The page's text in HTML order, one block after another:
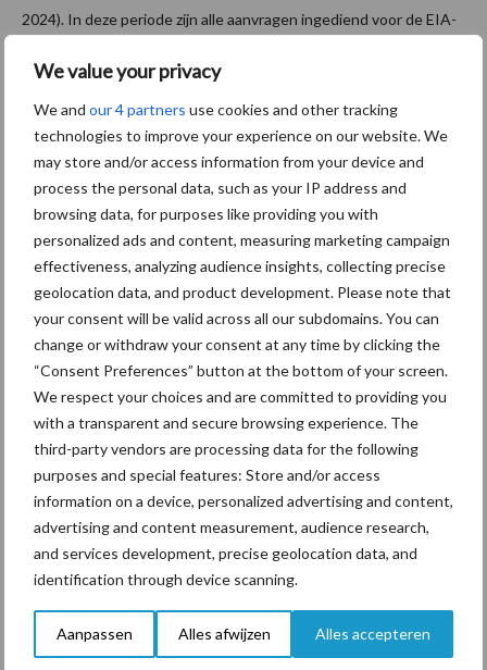
We value your privacy
We and our 4 partners use cookies and other tracking
technologies to improve your experience on our website. We
may store and/or access information from your device and
process the personal data, such as your IP address and
browsing data, for purposes like providing you with
personalized ads and content, measuring marketing campaign
effectiveness, analyzing audience insights, collecting precise
geolocation data, and product development. Please note that
your consent will be valid across all our subdomains. You can
change or withdraw your consent at any time by clicking the
“Consent Preferences” button at the bottom of your screen.
We respect your choices and are committed to providing you
with a transparent and secure browsing experience. The
third-party vendors are processing data for the following
purposes and special features: Store and/or access
information on a device, personalized advertising and content,
advertising and content measurement, audience research,
and services development, precise geolocation data, and
identification through device scanning.
Aanpassen Alles afwijzen Alles accepteren
2024). In deze periode zijn alle aanvragen ingediend voor de EIA-
Aanbevolen voor jou!
Tot 5 ton per wiel om
ondergrondverdichting te
beperken
Jaarverslag 2025 Royal A-
ware: omzet groeit,
nettoresultaat daalt
Machines en werktuigen
gewild doelwit criminelen
Themapagina's